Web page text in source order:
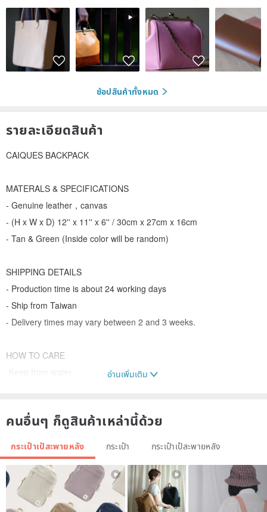
ช้อปสินค้าทั้งหมด
รายละเอียดสินค้า
CAIQUES BACKPACK
MATERALS & SPECIFICATIONS
- Genuine leather，canvas
- (H x W x D) 12'' x 11'' x 6'' / 30cm x 27cm x 16cm
- Tan & Green (Inside color will be random)
SHIPPING DETAILS
- Production time is about 24 working days
- Ship from Taiwan
- Delivery times may vary between 2 and 3 weeks.
HOW TO CARE
-Keep from water.
-Do not blow-dry or put the product in direct sunlight.
-Use leather grease every 2~3months.
ADDITIONAL INFO.
- This product is handsewn.
อ่านเพิ่มเติม
คนอื่นๆ ก็ดูสินค้าเหล่านี้ด้วย
กระเป๋าเป้สะพายหลัง กระเป๋า กระเป๋าเป้สะพายหลัง